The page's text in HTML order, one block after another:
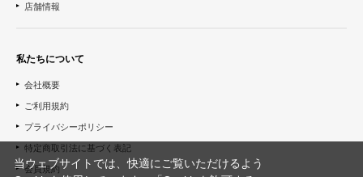
店舗情報
私たちについて
会社概要
ご利用規約
プライバシーポリシー
特定商取引法に基づく表記
会員規約
当ウェブサイトでは、快適にご覧いただけるよう